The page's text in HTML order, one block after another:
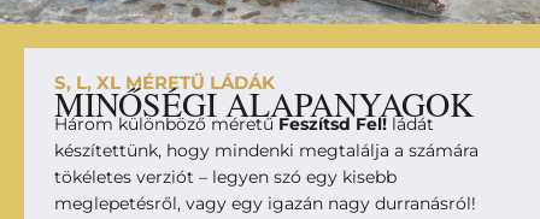
S, L, XL MÉRETŰ LÁDÁK
MINŐSÉGI ALAPANYAGOK
Három különböző méretűFeszítsd Fel! ládát
készítettünk, hogy mindenki megtalálja a számára
tökéletes verziót – legyen szó egy kisebb
meglepetésről, vagy egy igazán nagy durranásról!